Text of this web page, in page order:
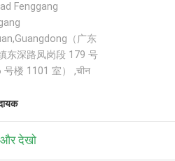
Fenggang
（广东
东深路凤岗段 179 号
号楼 1101 室） ,चीन
और देखो